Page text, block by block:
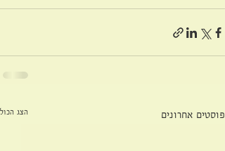
פוסטים אחרונים הצג הכול